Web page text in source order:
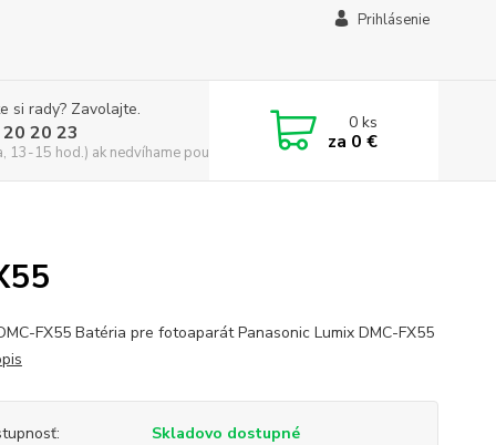
Prihlásenie
si rady? Zavolajte.
20 23
13-15 hod.) ak nedvíhame použite CHATBOX
0ks
za 0 €
FX55 Batéria pre fotoaparát Panasonic Lumix DMC-FX55
Skladovo dostupné